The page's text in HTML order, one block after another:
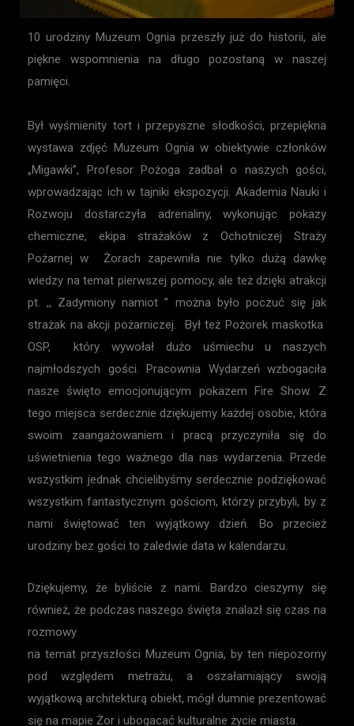
10 urodziny Muzeum Ognia przeszły już do historii, ale
piękne wspomnienia na długo pozostaną w naszej
pamięci.
Był wyśmienity tort i przepyszne słodkości, przepiękna
wystawa zdjęć Muzeum Ognia w obiektywie członków
„Migawki”, Profesor Pożoga zadbał o naszych gości,
wprowadzając ich w tajniki ekspozycji. Akademia Nauki i
Rozwoju dostarczyła adrenaliny, wykonując pokazy
chemiczne, ekipa strażaków z Ochotniczej Straży
Pożarnej w Żorach zapewniła nie tylko dużą dawkę
wiedzy na temat pierwszej pomocy, ale też dzięki atrakcji
pt. ,, Zadymiony namiot ” można było poczuć się jak
strażak na akcji pożarniczej. Był też Pożorek maskotka
OSP, który wywołał dużo uśmiechu u naszych
najmłodszych gości. Pracownia Wydarzeń wzbogaciła
nasze święto emocjonującym pokazem Fire Show. Z
tego miejsca serdecznie dziękujemy każdej osobie, która
swoim zaangażowaniem i pracą przyczyniła się do
uświetnienia tego ważnego dla nas wydarzenia. Przede
wszystkim jednak chcielibyśmy serdecznie podziękować
wszystkim fantastycznym gościom, którzy przybyli, by z
nami świętować ten wyjątkowy dzień. Bo przecież
urodziny bez gości to zaledwie data w kalendarzu.
Dziękujemy, że byliście z nami. Bardzo cieszymy się
również, że podczas naszego święta znalazł się czas na
rozmowy
na temat przyszłości Muzeum Ognia, by ten niepozorny
pod względem metrażu, a oszałamiający swoją
wyjątkową architekturą obiekt, mógł dumnie prezentować
się na mapie Żor i ubogacać kulturalne życie miasta.